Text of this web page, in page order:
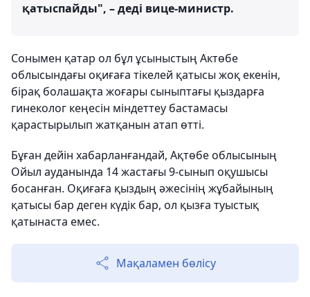
қатыспайды", – деді вице-министр.
Сонымен қатар ол бұл ұсыныстың Актөбе
облысындағы оқиғаға тікелей қатысы жоқ екенін,
бірақ болашақта жоғары сыныптағы қыздарға
гинеколог кеңесін міндеттеу бастамасы
қарастырылып жатқанын атап өтті.
Бұған дейін хабарланғандай, Ақтөбе облысының
Ойыл ауданында 14 жастағы 9-сынып оқушысы
босанған. Оқиғаға қыздың әжесінің жұбайының
қатысы бар деген күдік бар, ол қызға туыстық
қатынаста емес.
Мақаламен бөлісу